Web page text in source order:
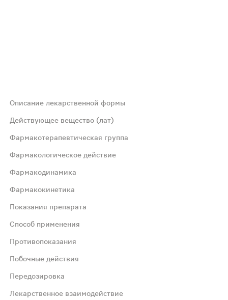
"291" с обеих сторон от риски на одной стороне
мозга;Не обладает стимулирующим или
концентрации препарата в плазме
Описание лекарственной формы
Действующее вещество (лат)
Фармакотерапевтическая группа
Фармакологическое действие
Фармакодинамика
Фармакокинетика
Показания препарата
Способ применения
Противопоказания
Побочные действия
Передозировка
Лекарственное взаимодействие